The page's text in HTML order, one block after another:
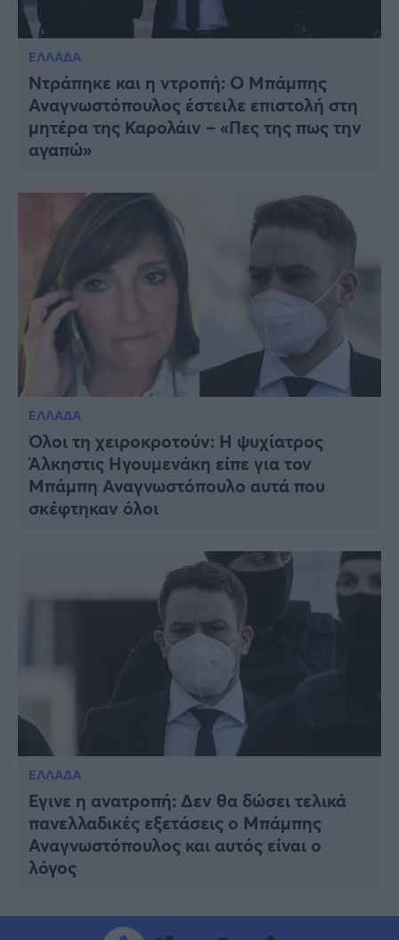
ΕΛΛΑΔΑ
Ντράπηκε και η ντροπή: Ο Μπάμπης
Αναγνωστόπουλος έστειλε επιστολή στη
μητέρα της Καρολάιν – «Πες της πως την
αγαπώ»
ΕΛΛΑΔΑ
Όλοι τη χειροκροτούν: Η ψυχίατρος
Άλκηστις Ηγουμενάκη είπε για τον
Μπάμπη Αναγνωστόπουλο αυτά που
σκέφτηκαν όλοι
ΕΛΛΑΔΑ
Έγινε η ανατροπή: Δεν θα δώσει τελικά
πανελλαδικές εξετάσεις ο Μπάμπης
Αναγνωστόπουλος και αυτός είναι ο
λόγος